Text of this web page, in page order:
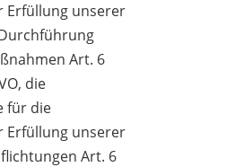
Erfüllung unserer
Art. 6
die
für die
Erfüllung unserer
Art. 6